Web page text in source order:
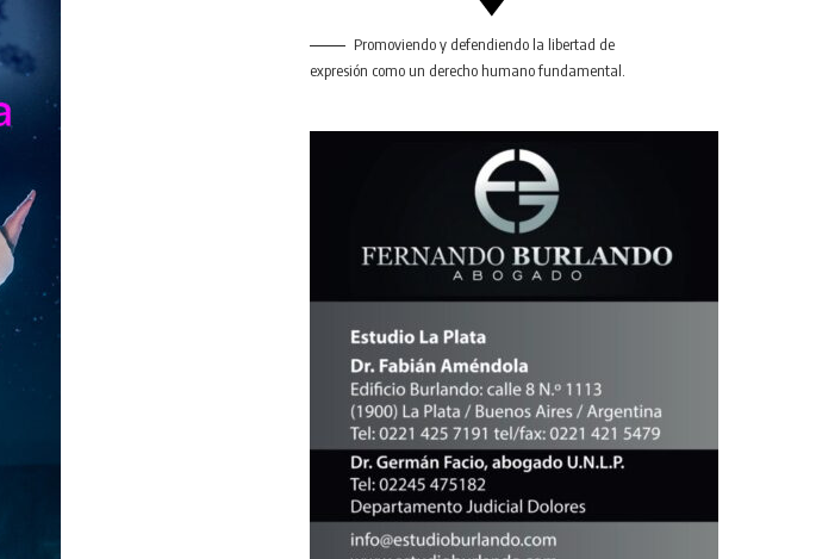
Promoviendo y defendiendo la libertad de
expresión como un derecho humano fundamental.